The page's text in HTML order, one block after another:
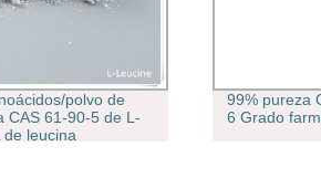
polvo de
CAS 61-90-5 de L-
de leucina
99% pureza
6 Grado